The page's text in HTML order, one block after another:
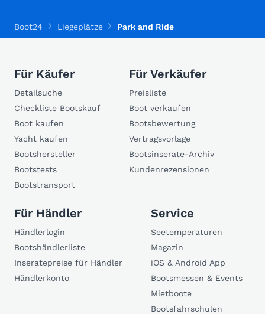
Boot24 Liegeplätze Park and Ride
Für Käufer
Detailsuche
Checkliste Bootskauf
Boot kaufen
Yacht kaufen
Bootshersteller
Bootstests
Bootstransport
Für Verkäufer
Preisliste
Boot verkaufen
Bootsbewertung
Vertragsvorlage
Bootsinserate-Archiv
Kundenrezensionen
Für Händler
Händlerlogin
Bootshändlerliste
Inseratepreise für Händler
Händlerkonto
Service
Seetemperaturen
Magazin
iOS & Android App
Bootsmessen & Events
Mietboote
Bootsfahrschulen